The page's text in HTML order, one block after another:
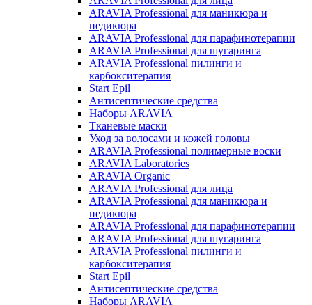
ARAVIA Professional для маникюра и
педикюра
ARAVIA Professional для парафинотерапии
ARAVIA Professional для шугаринга
ARAVIA Professional пилинги и
карбокситерапия
Start Epil
Антисептические средства
Наборы ARAVIA
Тканевые маски
Уход за волосами и кожей головы
ARAVIA Professional полимерные воски
ARAVIA Laboratories
ARAVIA Organic
ARAVIA Professional для лица
ARAVIA Professional для маникюра и
педикюра
ARAVIA Professional для парафинотерапии
ARAVIA Professional для шугаринга
ARAVIA Professional пилинги и
карбокситерапия
Start Epil
Антисептические средства
Наборы ARAVIA